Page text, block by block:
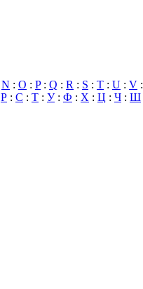
N : O : P: Q : R : S : T : U : V :
Р : С : Т : У: Ф : Х : Ц : Ч : Ш